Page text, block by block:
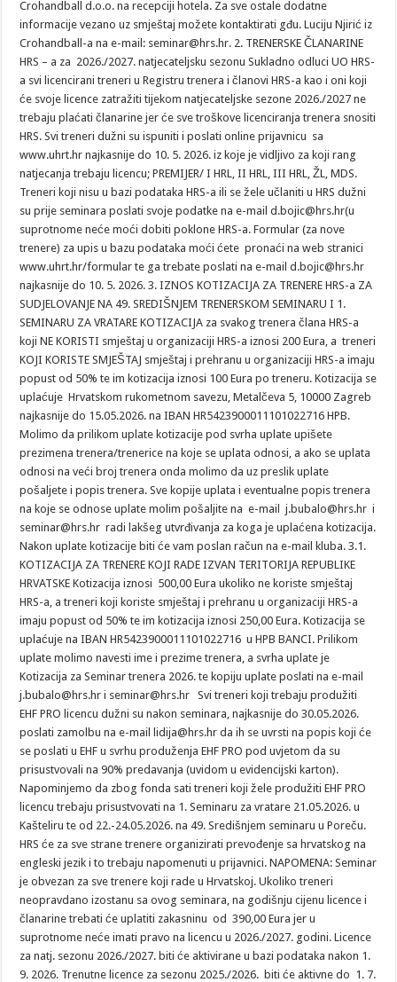
Crohandball d.o.o. na recepciji hotela. Za sve ostale dodatne
informacije vezano uz smještaj možete kontaktirati gđu. Luciju Njirić iz
Crohandball-a na e-mail: seminar@hrs.hr. 2. TRENERSKE ČLANARINE
HRS – a za 2026./2027. natjecateljsku sezonu Sukladno odluci UO HRS-
a svi licencirani treneri u Registru trenera i članovi HRS-a kao i oni koji
će svoje licence zatražiti tijekom natjecateljske sezone 2026./2027 ne
trebaju plaćati članarine jer će sve troškove licenciranja trenera snositi
HRS. Svi treneri dužni su ispuniti i poslati online prijavnicu sa
www.uhrt.hr najkasnije do 10. 5. 2026. iz koje je vidljivo za koji rang
natjecanja trebaju licencu; PREMIJER/ I HRL, II HRL, III HRL, ŽL, MDS.
Treneri koji nisu u bazi podataka HRS-a ili se žele učlaniti u HRS dužni
su prije seminara poslati svoje podatke na e-mail d.bojic@hrs.hr(u
suprotnome neće moći dobiti poklone HRS-a. Formular (za nove
trenere) za upis u bazu podataka moći ćete pronaći na web stranici
www.uhrt.hr/formular te ga trebate poslati na e-mail d.bojic@hrs.hr
najkasnije do 10. 5. 2026. 3. IZNOS KOTIZACIJA ZA TRENERE HRS-a ZA
SUDJELOVANJE NA 49. SREDIŠNJEM TRENERSKOM SEMINARU I 1.
SEMINARU ZA VRATARE KOTIZACIJA za svakog trenera člana HRS-a
koji NE KORISTI smještaj u organizaciji HRS-a iznosi 200 Eura, a treneri
KOJI KORISTE SMJEŠTAJ smještaj i prehranu u organizaciji HRS-a imaju
popust od 50% te im kotizacija iznosi 100 Eura po treneru. Kotizacija se
uplaćuje Hrvatskom rukometnom savezu, Metalčeva 5, 10000 Zagreb
najkasnije do 15.05.2026. na IBAN HR5423900011101022716 HPB.
Molimo da prilikom uplate kotizacije pod svrha uplate upišete
prezimena trenera/trenerice na koje se uplata odnosi, a ako se uplata
odnosi na veći broj trenera onda molimo da uz preslik uplate
pošaljete i popis trenera. Sve kopije uplata i eventualne popis trenera
na koje se odnose uplate molim pošaljite na e-mail j.bubalo@hrs.hr i
seminar@hrs.hr radi lakšeg utvrđivanja za koga je uplaćena kotizacija.
Nakon uplate kotizacije biti će vam poslan račun na e-mail kluba. 3.1.
KOTIZACIJA ZA TRENERE KOJI RADE IZVAN TERITORIJA REPUBLIKE
HRVATSKE Kotizacija iznosi 500,00 Eura ukoliko ne koriste smještaj
HRS-a, a treneri koji koriste smještaj i prehranu u organizaciji HRS-a
imaju popust od 50% te im kotizacija iznosi 250,00 Eura. Kotizacija se
uplaćuje na IBAN HR5423900011101022716 u HPB BANCI. Prilikom
uplate molimo navesti ime i prezime trenera, a svrha uplate je
Kotizacija za Seminar trenera 2026. te kopiju uplate poslati na e-mail
j.bubalo@hrs.hr i seminar@hrs.hr Svi treneri koji trebaju produžiti
EHF PRO licencu dužni su nakon seminara, najkasnije do 30.05.2026.
poslati zamolbu na e-mail lidija@hrs.hr da ih se uvrsti na popis koji će
se poslati u EHF u svrhu produženja EHF PRO pod uvjetom da su
prisustvovali na 90% predavanja (uvidom u evidencijski karton).
Napominjemo da zbog fonda sati treneri koji žele produžiti EHF PRO
licencu trebaju prisustvovati na 1. Seminaru za vratare 21.05.2026. u
Kašteliru te od 22.-24.05.2026. na 49. Središnjem seminaru u Poreču.
HRS će za sve strane trenere organizirati prevođenje sa hrvatskog na
engleski jezik i to trebaju napomenuti u prijavnici. NAPOMENA: Seminar
je obvezan za sve trenere koji rade u Hrvatskoj. Ukoliko treneri
neopravdano izostanu sa ovog seminara, na godišnju cijenu licence i
članarine trebati će uplatiti zakasninu od 390,00 Eura jer u
suprotnome neće imati pravo na licencu u 2026./2027. godini. Licence
za natj. sezonu 2026./2027. biti će aktivirane u bazi podataka nakon 1.
9. 2026. Trenutne licence za sezonu 2025./2026. biti će aktivne do 1. 7.